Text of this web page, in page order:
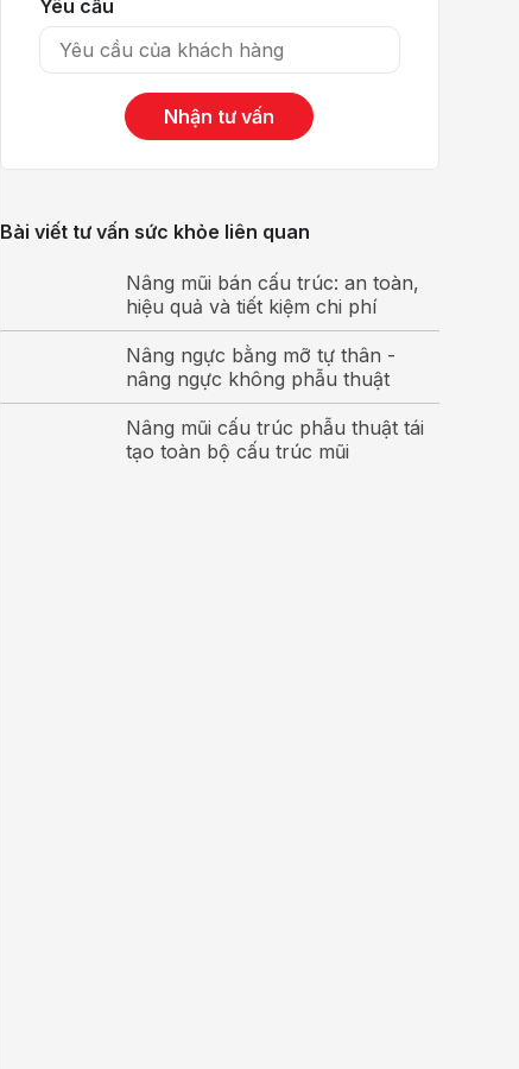
Yêu cầu
Nhận tư vấn
Bài viết tư vấn sức khỏe liên quan
Nâng mũi bán cấu trúc: an toàn,
hiệu quả và tiết kiệm chi phí
Nâng ngực bằng mỡ tự thân -
nâng ngực không phẫu thuật
Nâng mũi cấu trúc phẫu thuật tái
tạo toàn bộ cấu trúc mũi